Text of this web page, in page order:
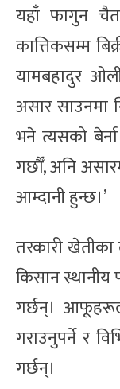
यहाँ फागुन
कात्तिकसम्म
यामबहादुर
असार साउनमा
भने त्यसको
गर्छौँ, अनि
आम्दानी हुन्छ।’
तरकारी
किसान
गर्छन्।
गराउनुपर्ने र
गर्छन्।